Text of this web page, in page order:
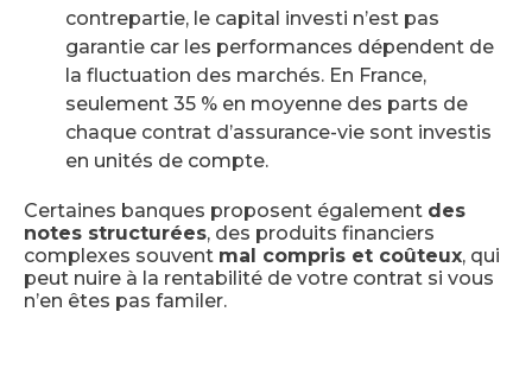
contrepartie, le capital investi n’est pas
garantie car les performances dépendent de
la fluctuation des marchés. En France,
seulement 35 % en moyenne des parts de
chaque contrat d’assurance-vie sont investis
en unités de compte.
Certaines banques proposent également des
notes structurées, des produits financiers
complexes souvent mal compris et coûteux, qui
peut nuire à la rentabilité de votre contrat si vous
n’en êtes pas familer.